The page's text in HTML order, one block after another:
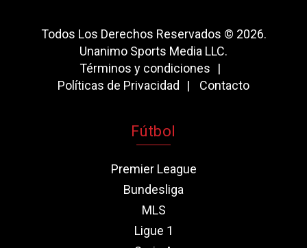
Todos Los Derechos Reservados © 2026.
Unanimo Sports Media LLC.
Términos y condiciones
Políticas de Privacidad
Contacto
Fútbol
Premier League
Bundesliga
MLS
Ligue 1